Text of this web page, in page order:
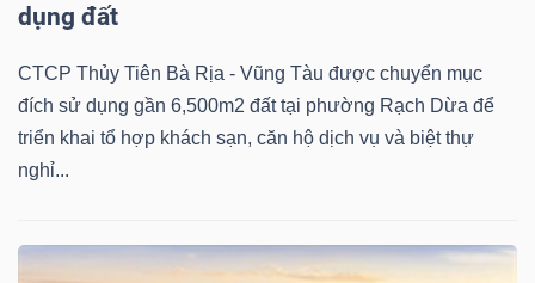
dụng đất
CTCP Thủy Tiên Bà Rịa - Vũng Tàu được chuyển mục
đích sử dụng gần 6,500m2 đất tại phường Rạch Dừa để
triển khai tổ hợp khách sạn, căn hộ dịch vụ và biệt thự
nghỉ...